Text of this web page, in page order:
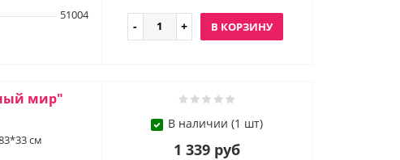
51004
В КОРЗИНУ
мир"
см
В наличии (1 шт)
1 339 руб